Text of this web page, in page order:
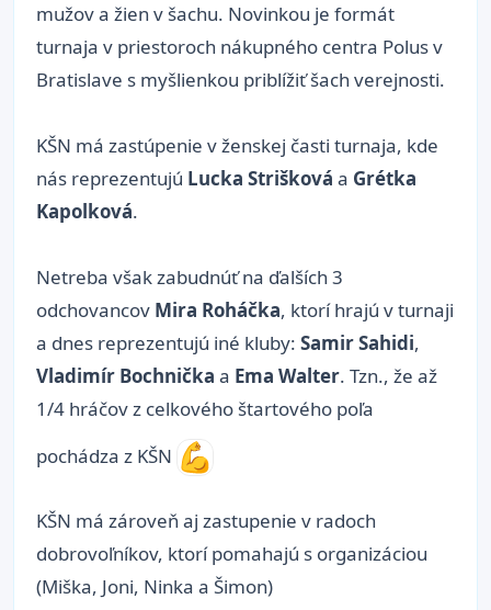
mužov a žien v šachu. Novinkou je formát
turnaja v priestoroch nákupného centra Polus v
Bratislave s myšlienkou priblížiť šach verejnosti.
KŠN má zastúpenie v ženskej časti turnaja, kde
nás reprezentujú Lucka Strišková a Grétka
Kapolková.
Netreba však zabudnúť na ďalších 3
odchovancov Mira Roháčka, ktorí hrajú v turnaji
a dnes reprezentujú iné kluby: Samir Sahidi,
Vladimír Bochnička a Ema Walter. Tzn., že až
1/4 hráčov z celkového štartového poľa
pochádza z KŠN
KŠN má zároveň aj zastupenie v radoch
dobrovoľníkov, ktorí pomahajú s organizáciou
(Miška, Joni, Ninka a Šimon)